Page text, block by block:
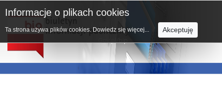
Informacje o plikach cookies
Ta strona używa plików cookies. Dowiedz się więcej... Akceptuję